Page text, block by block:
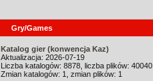
Gry/Games
Katalog gier (konwencja Kaz)
Aktualizacja: 2026-07-19
Liczba katalogów: 8878, liczba plików: 40040
Zmian katalogów: 1, zmian plików: 1